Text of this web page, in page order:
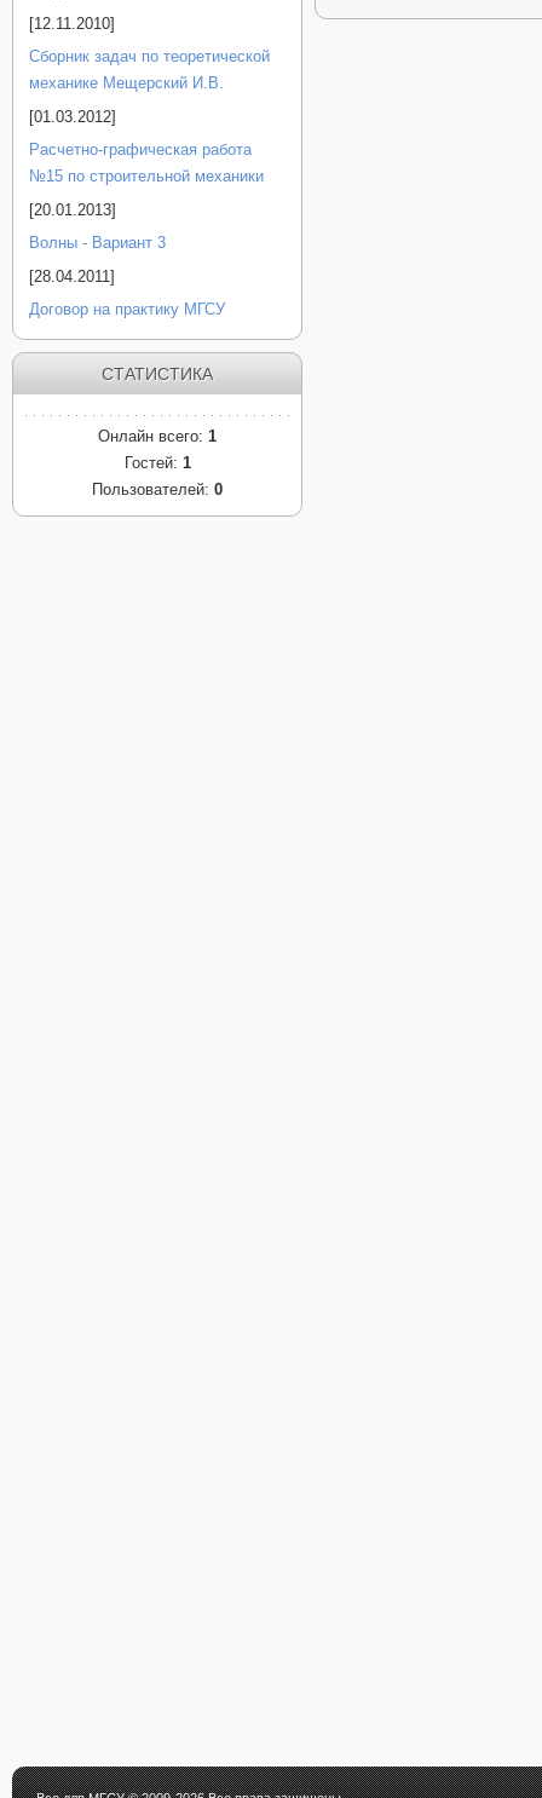
[12.11.2010]
Сборник задач по теоретической
механике Мещерский И.В.
[01.03.2012]
Расчетно-графическая работа
№15 по строительной механики
[20.01.2013]
Волны - Вариант 3
[28.04.2011]
Договор на практику МГСУ
СТАТИСТИКА
Онлайн всего: 1
Гостей: 1
Пользователей: 0